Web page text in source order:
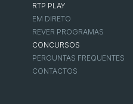
RTP PLAY
EM DIRETO
REVER PROGRAMAS
CONCURSOS
PERGUNTAS FREQUENTES
CONTACTOS